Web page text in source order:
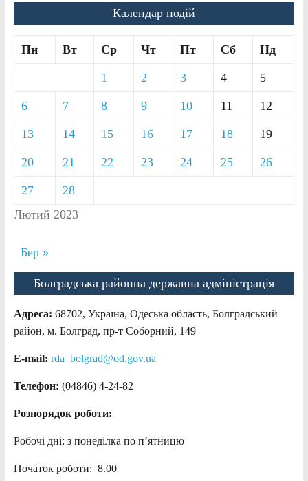
Календар подій
Лютий 2023
Пн Вт Ср Чт Пт Сб Нд
1 2 3 4 5
6 7 8 9 10 11 12
13 14 15 16 17 18 19
20 21 22 23 24 25 26
27 28
Бер »
Болградська районна державна адміністрація
Адреса: 68702, Україна, Одеська область, Болградський
район, м. Болград, пр-т Соборний, 149
E-mail: rda_bolgrad@od.gov.ua
Телефон: (04846) 4-24-82
Розпорядок роботи:
Робочі дні: з понеділка по п’ятницю
Початок роботи: 8.00